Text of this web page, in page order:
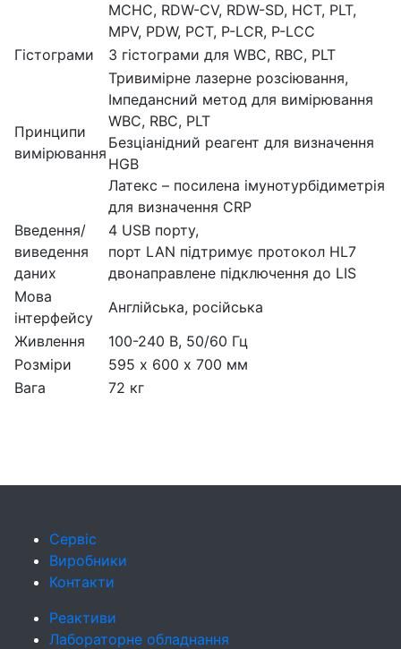
MCHC, RDW-CV, RDW-SD, HCT, PLT,
MPV, PDW, PCT, P-LCR, P-LCC
Гістограми
3 гістограми для WBC, RBC, PLT
Принципи
вимірювання
Тривимірне лазерне розсіювання,
Імпедансний метод для вимірювання
WBC, RBC, PLT
Безціанідний реагент для визначення
HGB
Латекс – посилена імунотурбідиметрія
для визначення CRP
Введення/
виведення
даних
4 USB порту,
порт LAN підтримує протокол HL7
двонаправлене підключення до LIS
Мова
інтерфейсу
Англійська, російська
Живлення
100-240 В, 50/60 Гц
Розміри
595 х 600 х 700 мм
Вага
72 кг
Сервіс
Виробники
Контакти
Реактиви
Лабораторне обладнання